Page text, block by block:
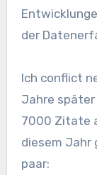
der
Ich conflict
Jahre
7000 Zitate
diesem Jahr
paar: